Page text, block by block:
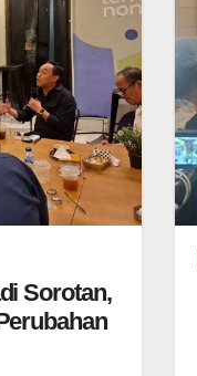
Sorotan,